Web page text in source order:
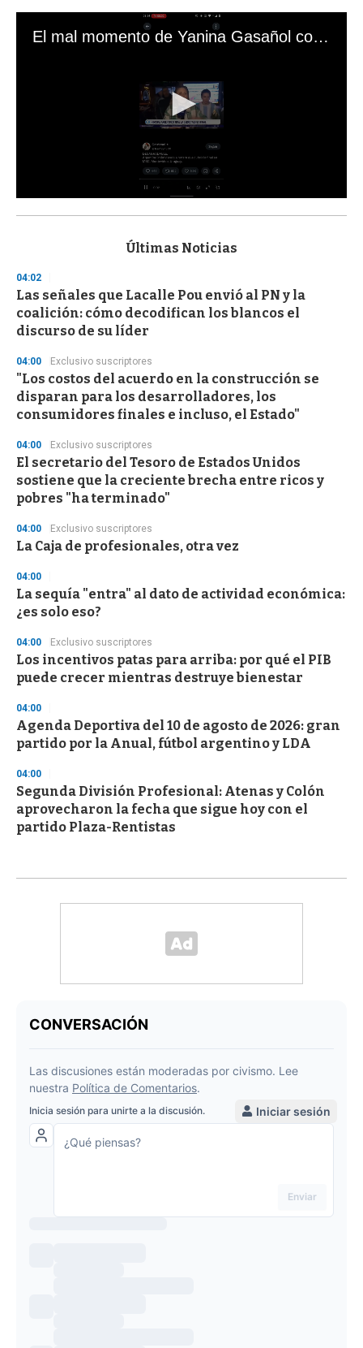
El mal momento de Yanina Gasañol con un hincha argentino en "Subrayado"
s
d
s
o
f
3
s
e
o
n
Últimas Noticias
04:02
Las señales que Lacalle Pou envió al PN y la
coalición: cómo decodifican los blancos el
discurso de su líder
04:00 Exclusivo suscriptores
"Los costos del acuerdo en la construcción se
disparan para los desarrolladores, los
consumidores finales e incluso, el Estado"
04:00 Exclusivo suscriptores
El secretario del Tesoro de Estados Unidos
sostiene que la creciente brecha entre ricos y
pobres "ha terminado"
04:00 Exclusivo suscriptores
La Caja de profesionales, otra vez
04:00
La sequía "entra" al dato de actividad económica:
¿es solo eso?
04:00 Exclusivo suscriptores
Los incentivos patas para arriba: por qué el PIB
puede crecer mientras destruye bienestar
04:00
Agenda Deportiva del 10 de agosto de 2026: gran
partido por la Anual, fútbol argentino y LDA
04:00
Segunda División Profesional: Atenas y Colón
aprovecharon la fecha que sigue hoy con el
partido Plaza-Rentistas